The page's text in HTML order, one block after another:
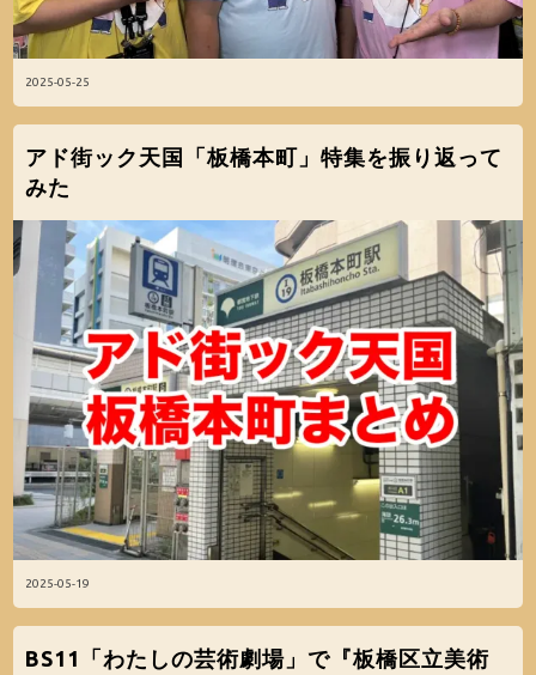
2025-05-25
2025-05-19
アド街ック天国「板橋本町」特集を振り返って
みた
BS11「わたしの芸術劇場」で『板橋区立美術